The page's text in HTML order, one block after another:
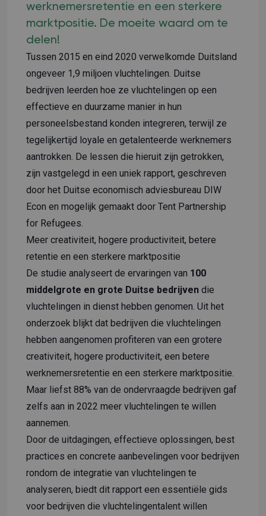
werknemersretentie en een sterkere
marktpositie. De moeite waard om te
delen!
Tussen 2015 en eind 2020 verwelkomde Duitsland
ongeveer 1,9 miljoen vluchtelingen. Duitse
bedrijven leerden hoe ze vluchtelingen op een
effectieve en duurzame manier in hun
personeelsbestand konden integreren, terwijl ze
tegelijkertijd loyale en getalenteerde werknemers
aantrokken. De lessen die hieruit zijn getrokken,
zijn vastgelegd in een uniek rapport, geschreven
door het Duitse economisch adviesbureau DIW
Econ en mogelijk gemaakt door Tent Partnership
for Refugees.
Meer creativiteit, hogere productiviteit, betere
retentie en een sterkere marktpositie
De studie analyseert de ervaringen van 100
middelgrote en grote Duitse bedrijven die
vluchtelingen in dienst hebben genomen. Uit het
onderzoek blijkt dat bedrijven die vluchtelingen
hebben aangenomen profiteren van een grotere
creativiteit, hogere productiviteit, een betere
werknemersretentie en een sterkere marktpositie.
Maar liefst 88% van de ondervraagde bedrijven gaf
zelfs aan in 2022 meer vluchtelingen te willen
aannemen.
Door de uitdagingen, effectieve oplossingen, best
practices en concrete aanbevelingen voor bedrijven
rondom de integratie van vluchtelingen te
analyseren, biedt dit rapport een essentiële gids
voor bedrijven die vluchtelingentalent willen